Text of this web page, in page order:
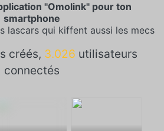
"Omolink" pour ton
smartphone
lascars qui kiffent aussi les mecs
créés, 3.026 utilisateurs
connectés